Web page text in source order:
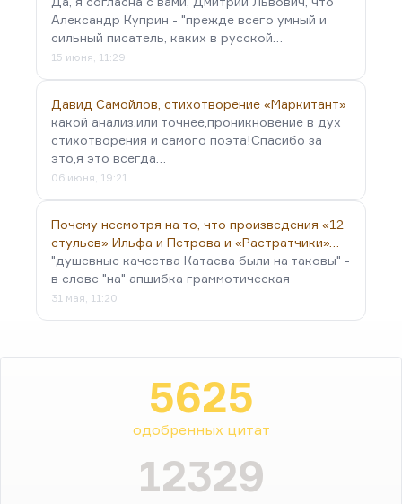
Александр Куприн - "прежде всего умный и
сильный писатель, каких в русской…
15 июня, 11:29
Давид Самойлов, стихотворение «Маркитант»
какой анализ,или точнее,проникновение в дух
стихотворения и самого поэта!Спасибо за
это,я это всегда…
06 июня, 19:21
Почему несмотря на то, что произведения «12
стульев» Ильфа и Петрова и «Растратчики»…
"душевные качества Катаева были на таковы" -
в слове "на" апшибка граммотическая
31 мая, 11:20
5625
одобренных цитат
12329